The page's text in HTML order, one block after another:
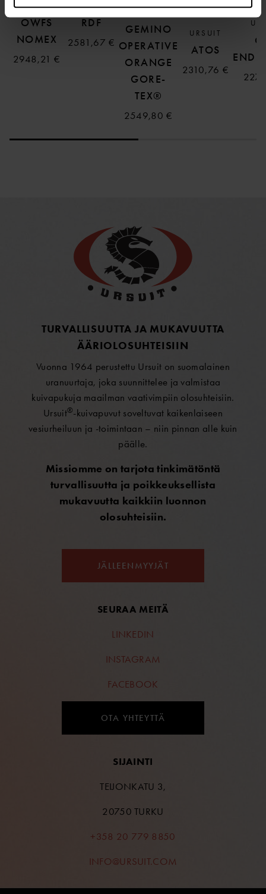
URSUIT
OWFS
NOMEX
2948,21 €
URSUIT
RDF
2581,67 €
GEMINO
OPERATIVE
ORANGE
GORE-
TEX®
2549,80 €
URSUIT
ATOS
2310,76 €
JÄLLEENMYYJÄT
SEURAA MEITÄ
LINKEDIN
INSTAGRAM
FACEBOOK
TURVALLISUUTTA JA MUKAVUUTTA
ÄÄRIOLOSUHTEISIIN
Vuonna 1964 perustettu Ursuit on suomalainen
uranuurtaja, joka suunnittelee ja valmistaa
kuivapukuja maailman vaativimpiin olosuhteisiin.
Ursuit®-kuivapuvut soveltuvat kaikenlaiseen
vesiurheiluun ja -toimintaan – niin pinnan alle kuin
päälle.
Missiomme on tarjota tinkimätöntä
turvallisuutta ja poikkeuksellista
mukavuutta kaikkiin luonnon
olosuhteisiin.
OTA YHTEYTTÄ
SIJAINTI
TEIJONKATU 3,
20750 TURKU
+358 20 779 8850
INFO@URSUIT.COM